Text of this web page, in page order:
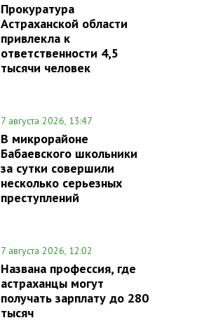
Прокуратура
Астраханской области
привлекла к
ответственности 4,5
тысячи человек
7 августа 2026, 13:47
В микрорайоне
Бабаевского школьники
за сутки совершили
несколько серьезных
преступлений
7 августа 2026, 12:02
Названа профессия, где
астраханцы могут
получать зарплату до 280
тысяч